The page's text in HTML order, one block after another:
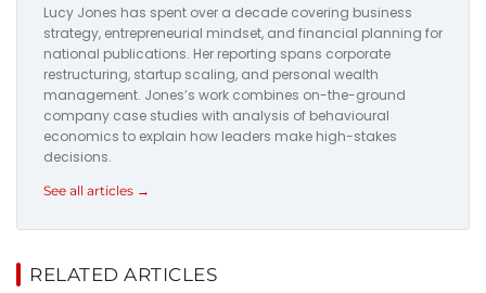
Lucy Jones has spent over a decade covering business
strategy, entrepreneurial mindset, and financial planning for
national publications. Her reporting spans corporate
restructuring, startup scaling, and personal wealth
management. Jones’s work combines on-the-ground
company case studies with analysis of behavioural
economics to explain how leaders make high-stakes
decisions.
See all articles →
RELATED ARTICLES